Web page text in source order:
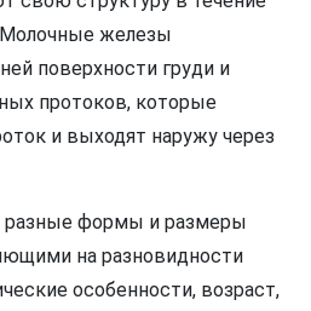
железы
поверхности груди и
протоков, которые
и выходят наружу через
формы и размеры
на разновидности
особенности, возраст,